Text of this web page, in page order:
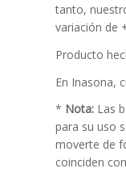
tanto,
variación de
Producto
En Inasona,
* Nota: Las
para su uso
moverte de
coinciden